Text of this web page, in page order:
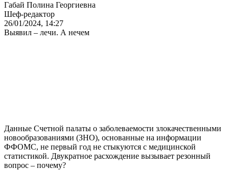
Габай Полина Георгиевна
Шеф-редактор
26/01/2024, 14:27
Выявил – лечи. А нечем
Данные Счетной палаты о заболеваемости злокачественными
новообразованиями (ЗНО), основанные на информации
ФФОМС, не первый год не стыкуются с медицинской
статистикой. Двукратное расхождение вызывает резонный
вопрос – почему?